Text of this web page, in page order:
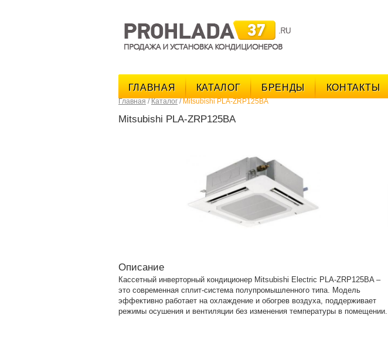
ГЛАВНАЯ КАТАЛОГ БРЕНДЫ КОНТАКТЫ
Главная / Каталог / Mitsubishi PLA-ZRP125BA
Mitsubishi PLA-ZRP125BA
Описание
Кассетный инверторный кондиционер Mitsubishi Electric PLA-ZRP125BA –
это современная сплит-система полупромышленного типа. Модель
эффективно работает на охлаждение и обогрев воздуха, поддерживает
режимы осушения и вентиляции без изменения температуры в помещении.